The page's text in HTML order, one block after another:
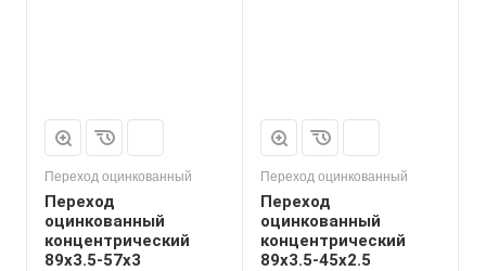
Переход оцинкованный
Переход
оцинкованный
концентрический
89х3.5-57х3
Переход оцинкованный
Переход
оцинкованный
концентрический
89х3.5-45х2.5